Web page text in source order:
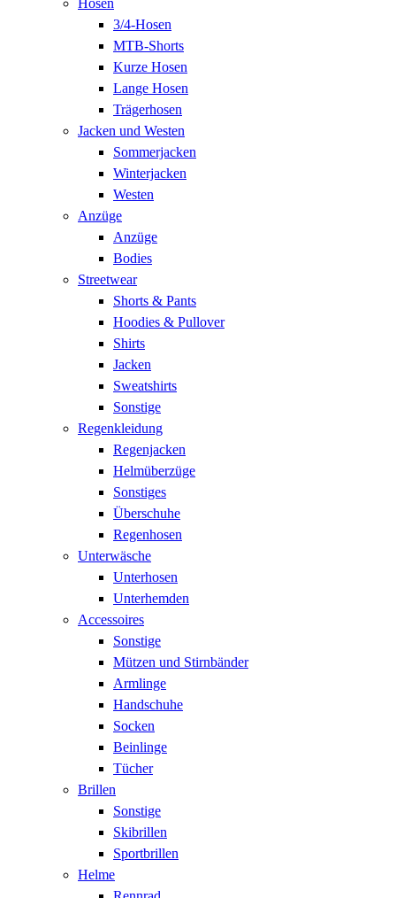
3/4-Hosen
MTB-Shorts
Kurze Hosen
Lange Hosen
Trägerhosen
Jacken und Westen
Sommerjacken
Winterjacken
Westen
Anzüge
Anzüge
Bodies
Streetwear
Shorts & Pants
Hoodies & Pullover
Shirts
Jacken
Sweatshirts
Sonstige
Regenkleidung
Regenjacken
Helmüberzüge
Sonstiges
Überschuhe
Regenhosen
Unterwäsche
Unterhosen
Unterhemden
Accessoires
Sonstige
Mützen und Stirnbänder
Armlinge
Handschuhe
Socken
Beinlinge
Tücher
Brillen
Sonstige
Skibrillen
Sportbrillen
Helme